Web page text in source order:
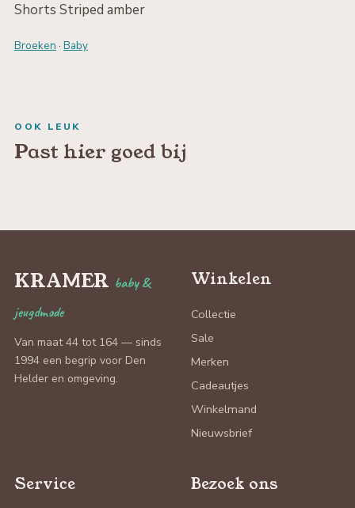
Shorts Striped amber
Broeken · Baby
OOK LEUK
Past hier goed bij
KRAMER baby &
jeugdmode
Van maat 44 tot 164 — sinds
1994 een begrip voor Den
Helder en omgeving.
Winkelen
Collectie
Sale
Merken
Cadeautjes
Winkelmand
Nieuwsbrief
Service Bezoek ons